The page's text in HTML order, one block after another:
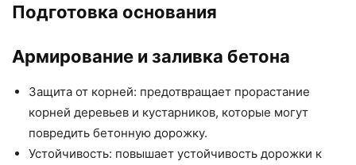
Подготовка основания
Армирование и заливка бетона
Защита от корней: предотвращает прорастание
корней деревьев и кустарников, которые могут
повредить бетонную дорожку.
Устойчивость: повышает устойчивость дорожки к